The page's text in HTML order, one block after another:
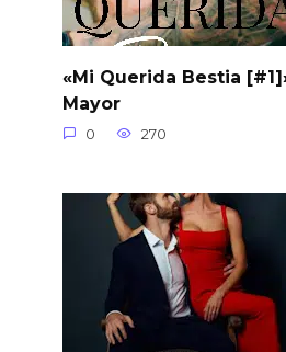
«Mi Querida Bestia
Mayor
0 270